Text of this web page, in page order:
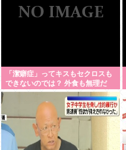
「潔癖症」ってキスもセクロスも
できないのでは？ 外食も無理だ
ろ。